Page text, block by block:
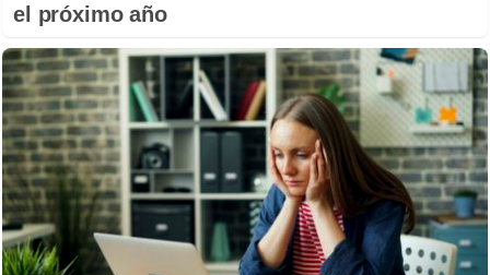
el próximo año